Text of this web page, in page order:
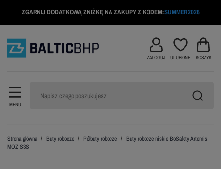
ZGARNIJ DODATKOWĄ ZNIŻKĘ NA ZAKUPY Z KODEM:SUMMER2026
MENU
ZALOGUJ ULUBIONE KOSZYK
Strona główna Buty robocze Półbuty robocze
Buty robocze niskie BoSafety Artemis
MOZ S3S